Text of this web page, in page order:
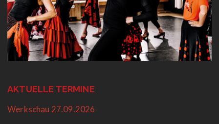
AKTUELLE TERMINE
Werkschau 27.09.2026